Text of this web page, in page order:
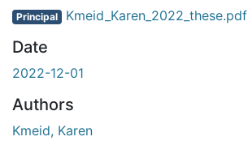
Principal Kmeid_Karen_2022_these.pdf
Date
2022-12-01
Authors
Kmeid, Karen